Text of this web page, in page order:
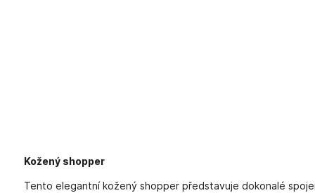
Kožený shopper
Tento elegantní kožený shopper představuje dokonalé